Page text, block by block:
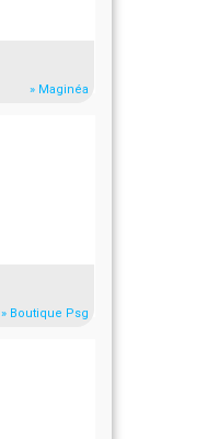
» Maginéa
» Boutique Psg